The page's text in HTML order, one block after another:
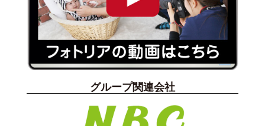
グループ関連会社